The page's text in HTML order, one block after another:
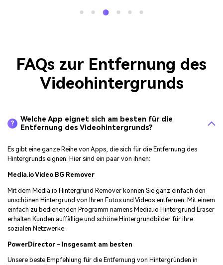
FAQs zur Entfernung des
Videohintergrunds
?
Welche App eignet sich am besten für die
Entfernung des Videohintergrunds?
Es gibt eine ganze Reihe von Apps, die sich für die Entfernung des
Hintergrunds eignen. Hier sind ein paar von ihnen:
Media.io Video BG Remover
Mit dem Media.io Hintergrund Remover können Sie ganz einfach den
unschönen Hintergrund von Ihren Fotos und Videos entfernen. Mit einem
einfach zu bedienenden Programm namens Media.io Hintergrund Eraser
erhalten Kunden auffällige und schöne Hintergrundbilder für ihre
sozialen Netzwerke.
PowerDirector - Insgesamt am besten
Unsere beste Empfehlung für die Entfernung von Hintergründen in